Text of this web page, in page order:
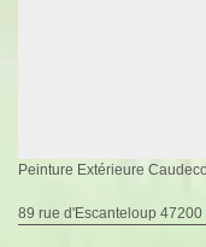
Peinture Extérieure
89 rue d'Escanteloup 47200